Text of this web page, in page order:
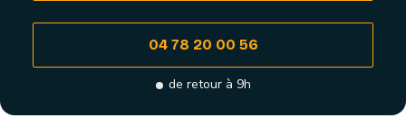
04 78 20 00 56
de retour à 9h